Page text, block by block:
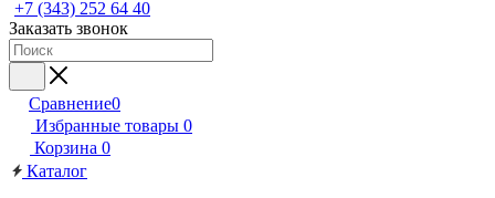
+7 (343) 252 64 40
Заказать звонок
Сравнение0
Избранные товары 0
Корзина 0
Каталог